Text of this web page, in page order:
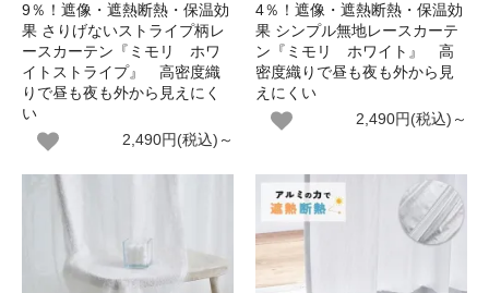
9％！遮像・遮熱断熱・保温効
果 さりげないストライプ柄レ
ースカーテン『ミモリ ホワ
イトストライプ』 高密度織
りで昼も夜も外から見えにく
い
2,490円(税込)～
4％！遮像・遮熱断熱・保温効
果 シンプル無地レースカーテ
ン『ミモリ ホワイト』 高
密度織りで昼も夜も外から見
えにくい
2,490円(税込)～